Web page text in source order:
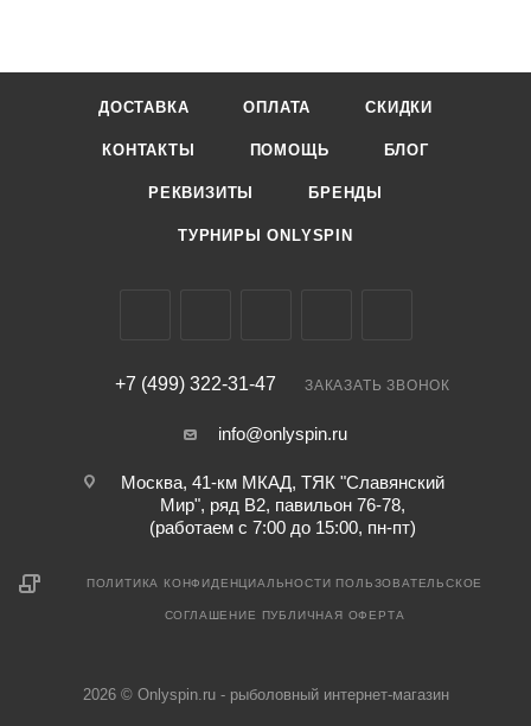
ДОСТАВКА ОПЛАТА СКИДКИ
КОНТАКТЫ ПОМОЩЬ БЛОГ
РЕКВИЗИТЫ БРЕНДЫ
ТУРНИРЫ ONLYSPIN
+7 (499) 322-31-47 ЗАКАЗАТЬ ЗВОНОК
info@onlyspin.ru
Москва, 41-км МКАД, ТЯК "Славянский
Мир", ряд В2, павильон 76-78,
(работаем с 7:00 до 15:00, пн-пт)
ПОЛИТИКА КОНФИДЕНЦИАЛЬНОСТИ ПОЛЬЗОВАТЕЛЬСКОЕ
СОГЛАШЕНИЕ ПУБЛИЧНАЯ ОФЕРТА
2026 © Onlyspin.ru - рыболовный интернет-магазин